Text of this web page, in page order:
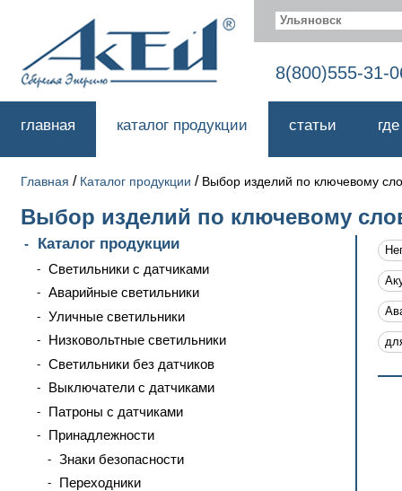
Ульяновск
8(800)555-31-
главная каталог продукции статьи
Главная / Каталог продукции / Выбор изделий по ключевому
Выбор изделий по ключевому
Каталог продукции
Светильники с датчиками
Аварийные светильники
Уличные светильники
Низковольтные светильники
Светильники без датчиков
Выключатели с датчиками
Патроны с датчиками
Принадлежности
Знаки безопасности
Переходники